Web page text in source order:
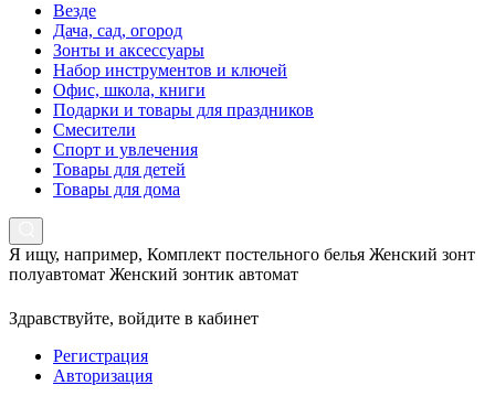
Везде
Дача, сад, огород
Зонты и аксессуары
Набор инструментов и ключей
Офис, школа, книги
Подарки и товары для праздников
Смесители
Спорт и увлечения
Товары для детей
Товары для дома
Я ищу, например, Комплект постельного белья Женский зонт
полуавтомат Женский зонтик автомат
Здравствуйте, войдите в кабинет
Регистрация
Авторизация